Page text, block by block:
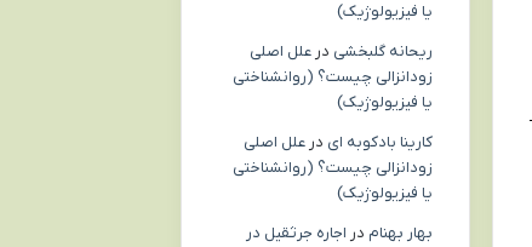
یا فیزیولوژیک)
ریحانه گلبخشی در علل اصلی
زودانزالی چیست؟ (روانشناختی
یا فیزیولوژیک)
کارینا بادکوبه ای در علل اصلی
زودانزالی چیست؟ (روانشناختی
یا فیزیولوژیک)
بهار بهنام در اجاره جرثقیل در